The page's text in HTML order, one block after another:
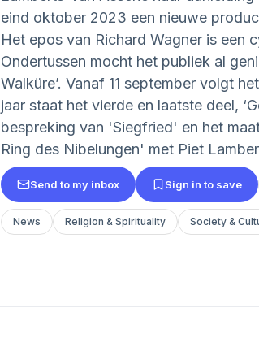
eind oktober 2023 een nieuwe
Het epos van Richard Wagner is een
Ondertussen mocht het publiek al
Walküre’. Vanaf 11 september volgt
jaar staat het vierde en laatste deel,
bespreking van 'Siegfried' en het
Ring des Nibelungen' met Piet
Send to my inbox Sign in to save
News Religion & Spirituality Society &